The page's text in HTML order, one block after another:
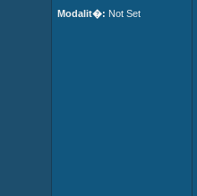
Modalit�: Not Set